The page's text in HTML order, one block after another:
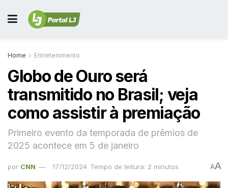
Home Entretenimento
Globo de Ouro será
transmitido no Brasil; veja
como assistir à premiação
Primeiro evento da temporada de prêmios de
2025 acontece em 5 de janeiro
por CNN 17/12/2024 Tempo de leitura: 2 minutos AA